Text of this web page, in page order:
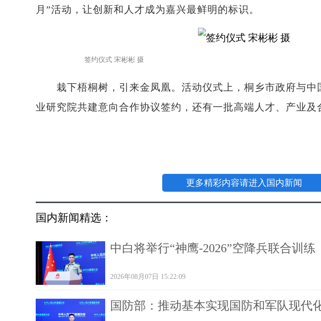
月”活动，让创新和人才成为嘉兴最鲜明的标识。
签约仪式 宋彬彬 摄
栽下梧桐树，引来金凤凰。活动仪式上，桐乡市政府与中
业研究院共建意向合作协议签约，还有一批高端人才、产业
更多精彩内容请进入国内新闻
国内新闻精选：
中白将举行“神鹰-2026”空降兵联合训练
2026年08月07日 15:22:09
国防部：推动基本实现国防和军队现代